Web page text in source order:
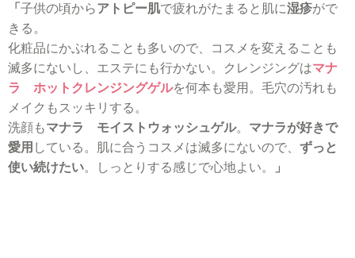
「 子供の頃からアトピー肌で疲れがたまると肌に湿疹がで
きる。
化粧品にかぶれることも多いので、コスメを変えることも
滅多にないし、エステにも行かない。クレンジングはマナ
ラ ホットクレンジングゲルを何本も愛用。毛穴の汚れも
メイクもスッキリする。
洗顔もマナラ モイストウォッシュゲル。 マナラが好きで
愛用 している。肌に合うコスメは滅多にないので、 ずっと
使い続けたい。しっとりする感じで心地よい。 」